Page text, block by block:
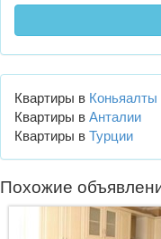
Квартиры в Коньяалты
Квартиры в Анталии
Квартиры в Турции
Похожие